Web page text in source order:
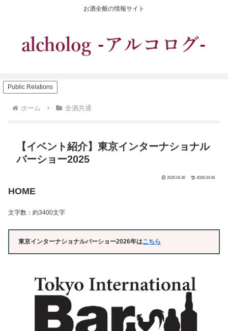
お酒全般の情報サイト
Public Relations
ホーム 全酒共通
【イベント紹介】東京インターナショナル
バーショー2025
2025.04.30 2026.04.06
HOME
文字数：約3400文字
東京インターナショナルバーショー2026年はこちら